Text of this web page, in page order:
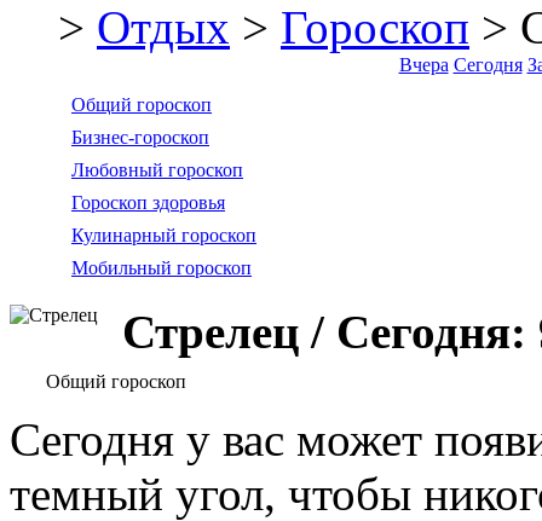
> Отдых > Гороскоп >
Вчера Сегодня
Общий гороскоп
Бизнес-гороскоп
Любовный гороскоп
Гороскоп здоровья
Кулинарный гороскоп
Мобильный гороскоп
Стрелец / Сегодня:
Общий гороскоп
Сегодня у вас может
темный угол, чтобы